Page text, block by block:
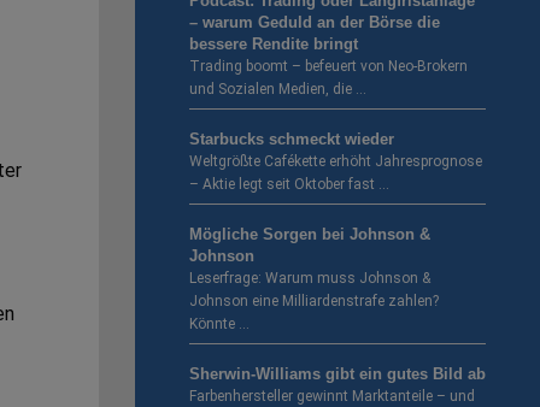
– warum Geduld an der Börse die
bessere Rendite bringt
Trading boomt – befeuert von Neo-Brokern
und Sozialen Medien, die …
Starbucks schmeckt wieder
Weltgrößte Cafékette erhöht Jahresprognose
– Aktie legt seit Oktober fast …
Mögliche Sorgen bei Johnson &
Johnson
Leserfrage: Warum muss Johnson &
Johnson eine Milliardenstrafe zahlen?
Könnte …
Sherwin-Williams gibt ein gutes Bild ab
Farbenhersteller gewinnt Marktanteile – und